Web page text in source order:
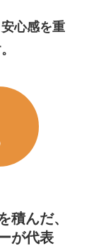
心感を重
積んだ、
が代表